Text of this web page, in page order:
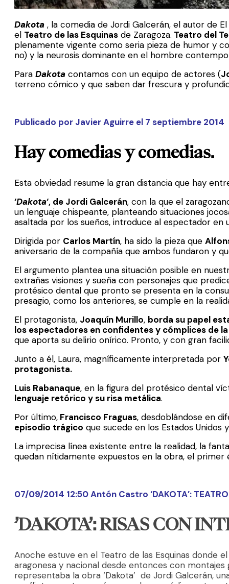
Dakota , la comedia de Jordi Galcerán, el autor de
el Teatro de las Esquinas de Zaragoza. Teatro del
plenamente vigente como seria pieza de humor y
no) y la neurosis dominante en el hombre
Para Dakota contamos con un equipo de actores (
terreno cómico y que saben dar frescura y
Publicado por Javier Aguirre el 7 septiembre 2014
Hay comedias y comedias.
Esta obviedad resume la gran distancia que hay
‘Dakota‘, de Jordi Galcerán, con la que el
un lenguaje chispeante, planteando situaciones
asaltada por los sueños, introduce al espectador
Dirigida por Carlos Martín, ha sido la pieza que
aniversario de la compañía que ambos fundaron y
El argumento plantea una situación posible en
extrañas visiones y sueña con personajes que
protésico dental que pronto se presenta en la
presagio, como los anteriores, se cumple en la
El protagonista, Joaquín Murillo, borda su papel
los espectadores en confidentes y cómplices de
que aporta su delirio onírico. Pronto, y con gran
Junto a él, Laura, magníficamente interpretada por
protagonista.
Luis Rabanaque, en la figura del protésico dental
lenguaje retórico y su risa metálica.
Por último, Francisco Fraguas, desdoblándose en
episodio trágico que sucede en los Estados Unidos
La imprecisa línea existente entre la realidad, la
quedan nítidamente expuestos en la obra, el
07/09/2014 12:50 Antón Castro ‘DAKOTA’: TEATRO
’DAKOTA’: RISAS CON
Anoche estuve en el Teatro de las Esquinas donde
aragonesa y nacional desde entonces con montajes
representaba la obra ‘Dakota’ de Jordi Galcerán,